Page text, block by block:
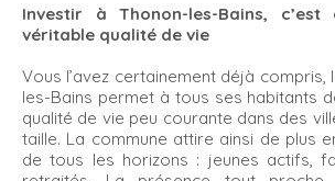
Investir à Thonon-les-Bains,
véritable qualité de vie
Vous l’avez certainement déjà compris,
les-Bains permet à tous ses habitants
qualité de vie peu courante dans des
taille. La commune attire ainsi de plus
de tous les horizons : jeunes actifs,